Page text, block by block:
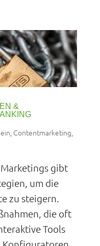
&
Contentmarketing
gibt
um die
zu steigern.
die oft
Tools